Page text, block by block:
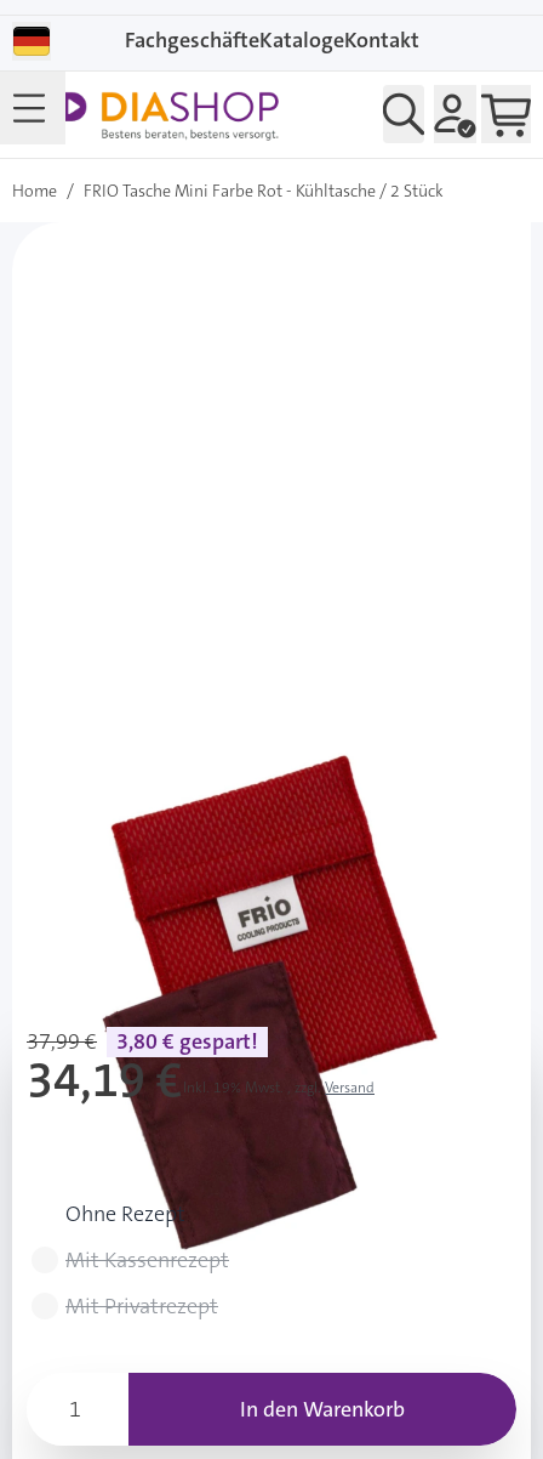
FachgeschäfteKatalogeKontakt
Home / FRIO Tasche Mini Farbe Rot - Kühltasche / 2 Stück
FRIO Tasche Mini Farbe Rot - Kühltasche
/ 2 Stück
PZN: 10170358 / Diashop.de Kat.-Nr.112598
Lieferzeit 3-7 Werktage
Mehr über das Produkt
37,99 € 3,80 € gespart!
34,19 € Inkl. 19% Mwst. zzgl.Versand
Rezeptart wählen
Ohne Rezept
Mit Kassenrezept
Mit Privatrezept
In den Warenkorb